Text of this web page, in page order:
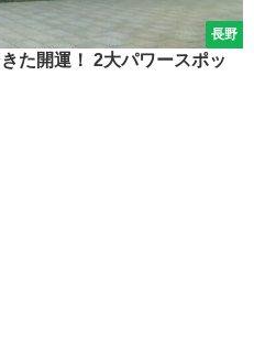
長野
た開運！ 2大パワースポッ